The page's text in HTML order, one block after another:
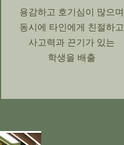
용감하고 호기심이 많으며
동시에 타인에게 친절하고
사고력과 끈기가 있는
학생을 배출